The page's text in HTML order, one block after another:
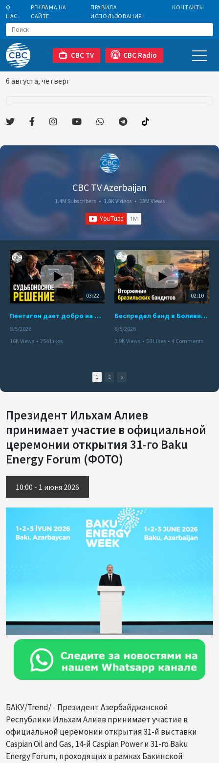
О
НАС
РЕКЛАМА НА
САЙТЕ
ПРАВИЛА
ИСПОЛЬЗОВАНИЯ
КОНТАКТЫ
CBC TV CBC Radio
6 августа, четверг
CBC TV Azerbaijan
1.4M Subscribers • 1.8K Videos • 13M Views
03:22
Пентагон дает добро на ядерный удар по противникам США
8/5/2026
16K Views • 254 Likes
02:10
Беспредел банд в Боливии. Расправы над наркоторговцами
8/5/2026
3.9K Views • 58 Likes • 4 Comments
1 2
Президент Ильхам Алиев
принимает участие в официальной
церемонии открытия 31-го Baku
Energy Forum (ФОТО)
10:00 - 1 июня 2026
БАКУ/Trend/ - Президент Азербайджанской
Республики Ильхам Алиев принимает участие в
официальной церемонии открытия 31-й выставки
Caspian Oil and Gas, 14-й Caspian Power и 31-го Baku
Energy Forum, проходящих в рамках Бакинской